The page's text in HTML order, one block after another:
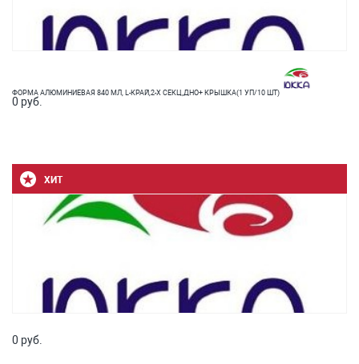
ФОРМА АЛЮМИНИЕВАЯ 840 МЛ, L-КРАЙ,2-Х СЕКЦ,ДНО+ КРЫШКА(1 УП/10 ШТ)
0 руб.
ХИТ
0 руб.